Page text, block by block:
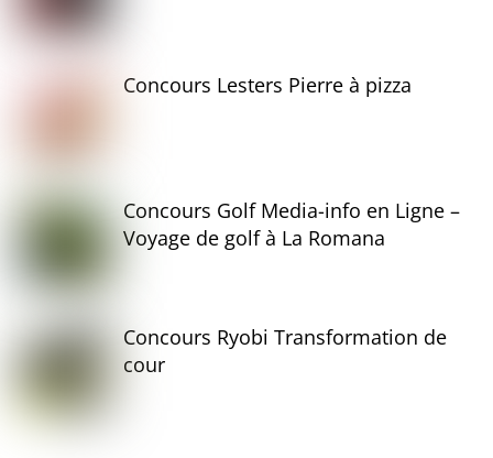
Concours Lesters Pierre à pizza
Concours Golf Media-info en Ligne –
Voyage de golf à La Romana
Concours Ryobi Transformation de
cour